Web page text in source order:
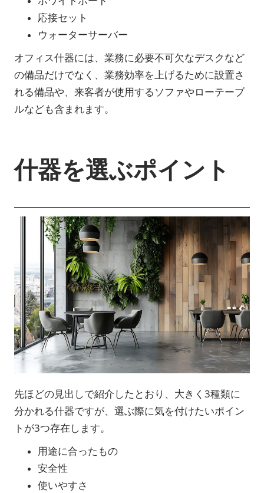
応接セット
ウォーターサーバー
オフィス什器には、業務に必要不可欠なデスクなど
の備品だけでなく、業務効率を上げるために設置さ
れる備品や、来客者が使用するソファやローテーブ
ルなども含まれます。
什器を選ぶポイント
先ほどの見出しで紹介したとおり、大きく3種類に
分かれる什器ですが、選ぶ際に気を付けたいポイン
トが3つ存在します。
用途に合ったもの
安全性
使いやすさ